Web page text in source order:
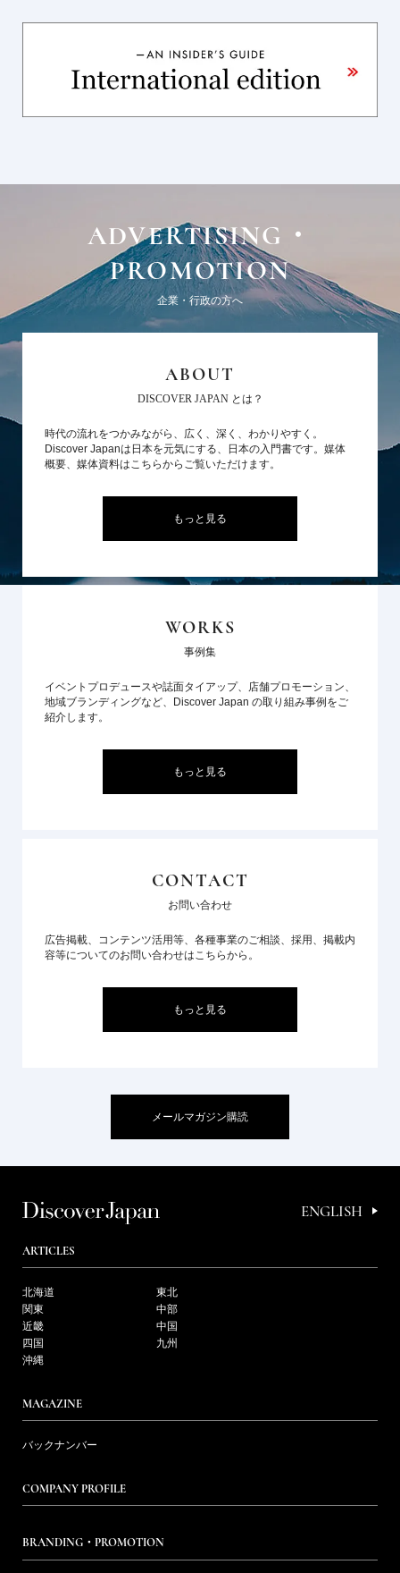
ADVERTISING・
PROMOTION
企業・行政の方へ
ABOUT
DISCOVER JAPAN とは？
時代の流れをつかみながら、広く、深く、わかりやすく。
Discover Japanは日本を元気にする、日本の入門書です。媒体
概要、媒体資料はこちらからご覧いただけます。
もっと見る
WORKS
事例集
イベントプロデュースや誌面タイアップ、店舗プロモーション、
地域ブランディングなど、Discover Japan の取り組み事例をご
紹介します。
もっと見る
CONTACT
お問い合わせ
広告掲載、コンテンツ活用等、各種事業のご相談、採用、掲載内
容等についてのお問い合わせはこちらから。
もっと見る
メールマガジン購読
ENGLISH
ARTICLES
北海道
東北
関東
中部
近畿
中国
四国
九州
沖縄
MAGAZINE
バックナンバー
COMPANY PROFILE
BRANDING・PROMOTION